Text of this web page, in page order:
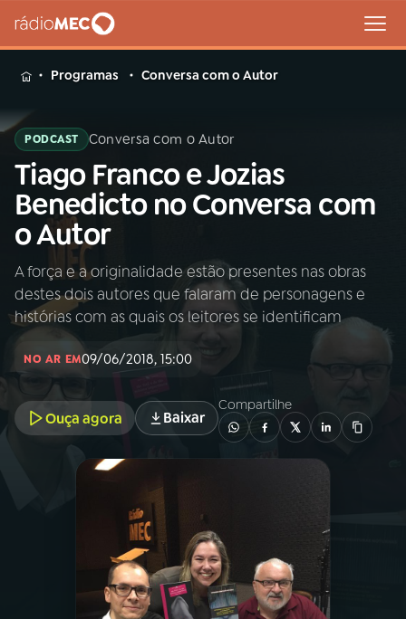
MENU
Buscar
na
Rádio
MEC
Buscar
Início AO VIVO
01
02
PROGRAMAS
PODCASTS
Programas Conversa com o Autor
PODCAST Conversa com o Autor
Tiago Franco e Jozias
Benedicto no Conversa com
o Autor
A força e a originalidade estão presentes nas obras
destes dois autores que falaram de personagens e
histórias com as quais os leitores se identificam
NO AR EM09/06/2018, 15:00
Ouça agora Baixar
Compartilhe